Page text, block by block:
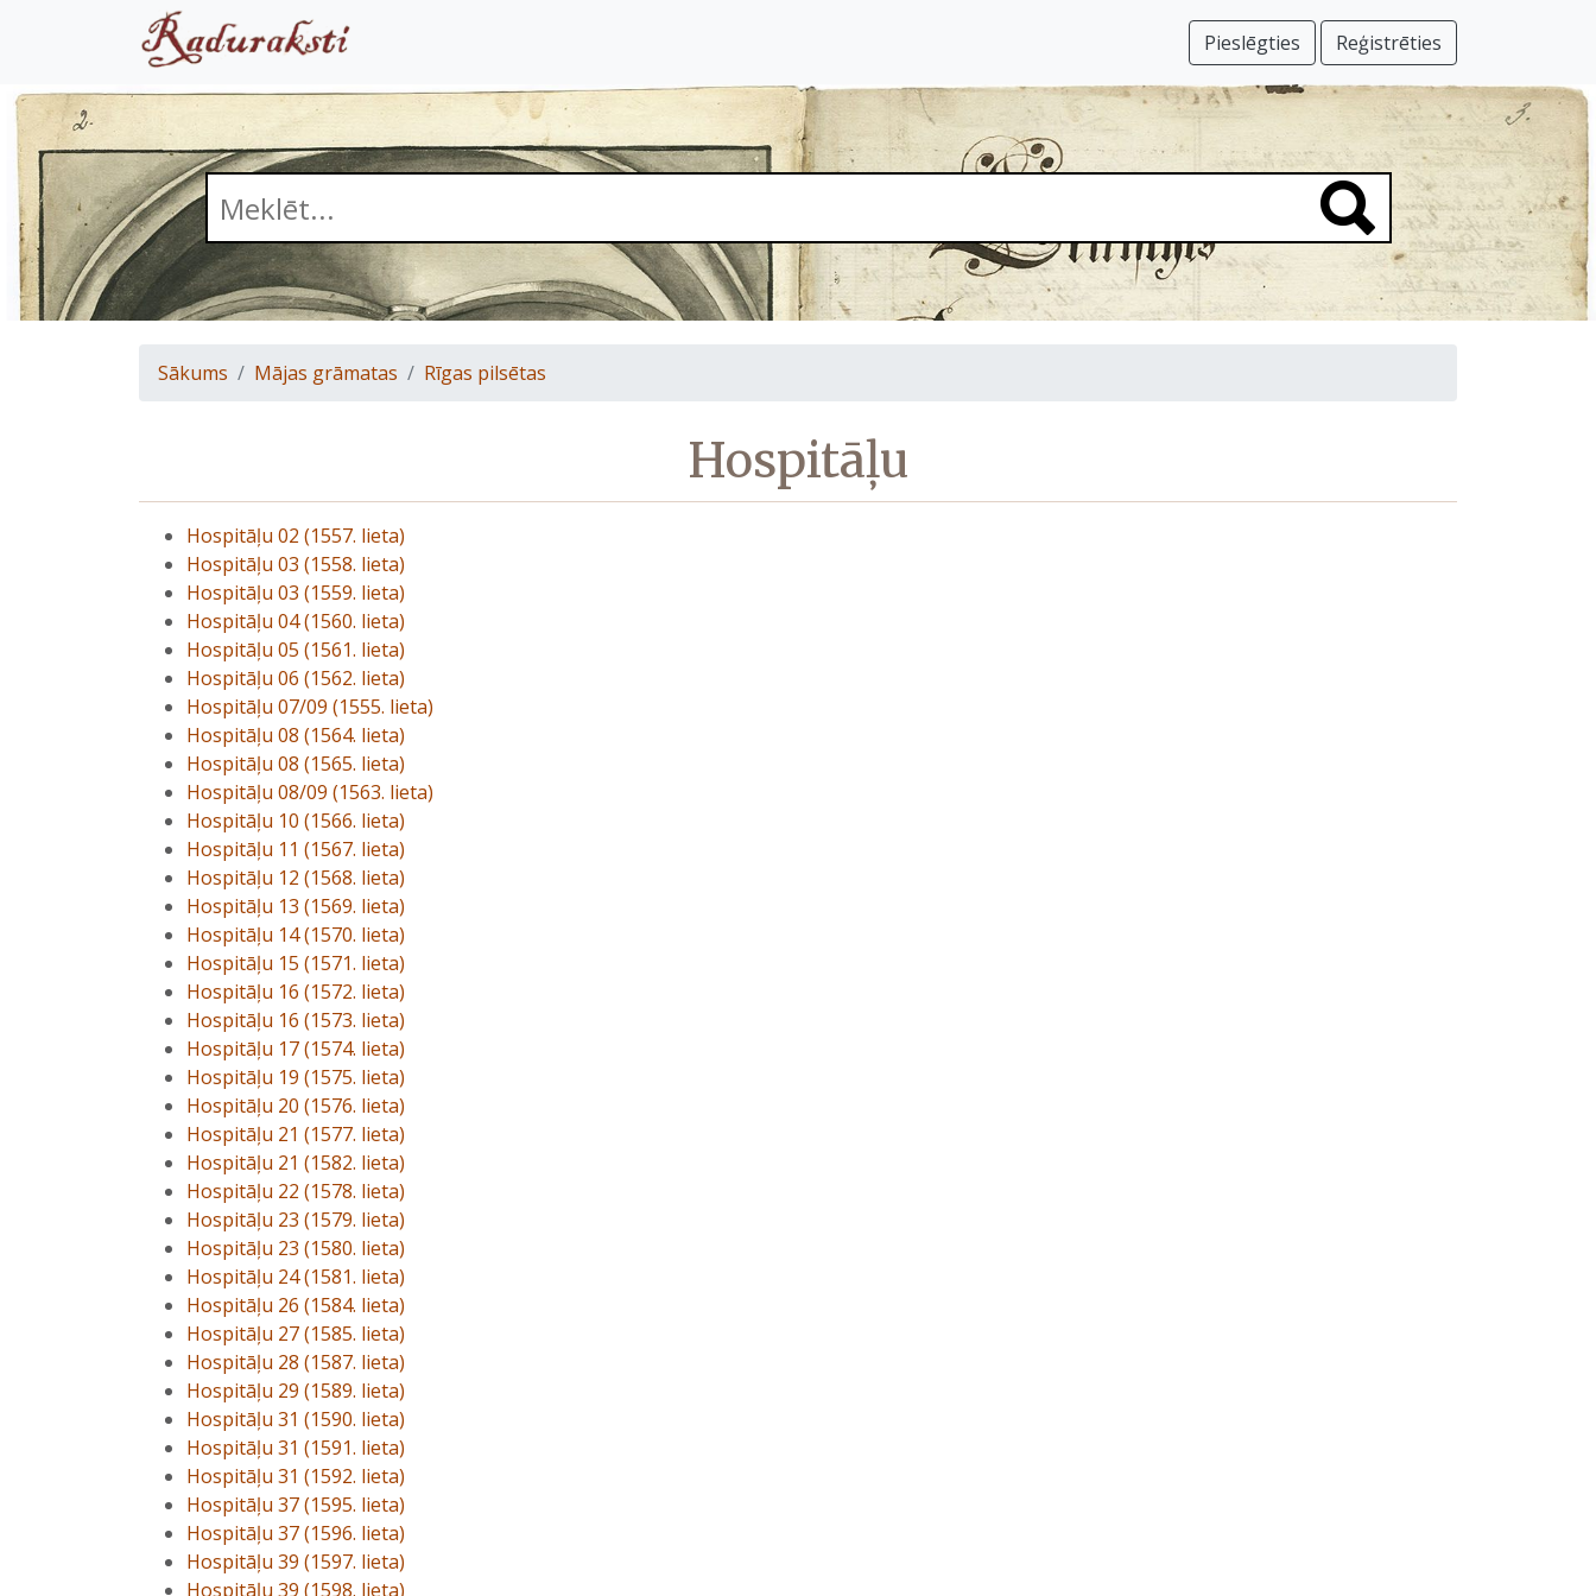
Pieslēgties Reģistrēties
Sākums Mājas grāmatas Rīgas pilsētas
Hospitāļu
Hospitāļu 02 (1557. lieta)
Hospitāļu 03 (1558. lieta)
Hospitāļu 03 (1559. lieta)
Hospitāļu 04 (1560. lieta)
Hospitāļu 05 (1561. lieta)
Hospitāļu 06 (1562. lieta)
Hospitāļu 07/09 (1555. lieta)
Hospitāļu 08 (1564. lieta)
Hospitāļu 08 (1565. lieta)
Hospitāļu 08/09 (1563. lieta)
Hospitāļu 10 (1566. lieta)
Hospitāļu 11 (1567. lieta)
Hospitāļu 12 (1568. lieta)
Hospitāļu 13 (1569. lieta)
Hospitāļu 14 (1570. lieta)
Hospitāļu 15 (1571. lieta)
Hospitāļu 16 (1572. lieta)
Hospitāļu 16 (1573. lieta)
Hospitāļu 17 (1574. lieta)
Hospitāļu 19 (1575. lieta)
Hospitāļu 20 (1576. lieta)
Hospitāļu 21 (1577. lieta)
Hospitāļu 21 (1582. lieta)
Hospitāļu 22 (1578. lieta)
Hospitāļu 23 (1579. lieta)
Hospitāļu 23 (1580. lieta)
Hospitāļu 24 (1581. lieta)
Hospitāļu 26 (1584. lieta)
Hospitāļu 27 (1585. lieta)
Hospitāļu 28 (1587. lieta)
Hospitāļu 29 (1589. lieta)
Hospitāļu 31 (1590. lieta)
Hospitāļu 31 (1591. lieta)
Hospitāļu 31 (1592. lieta)
Hospitāļu 37 (1595. lieta)
Hospitāļu 37 (1596. lieta)
Hospitāļu 39 (1597. lieta)
Hospitāļu 39 (1598. lieta)